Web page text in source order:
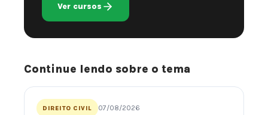
Ver cursos
Continue lendo sobre o tema
DIREITO CIVIL 07/08/2026